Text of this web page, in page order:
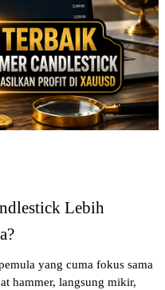
Lebih
yang cuma fokus sama
hammer, langsung mikir,